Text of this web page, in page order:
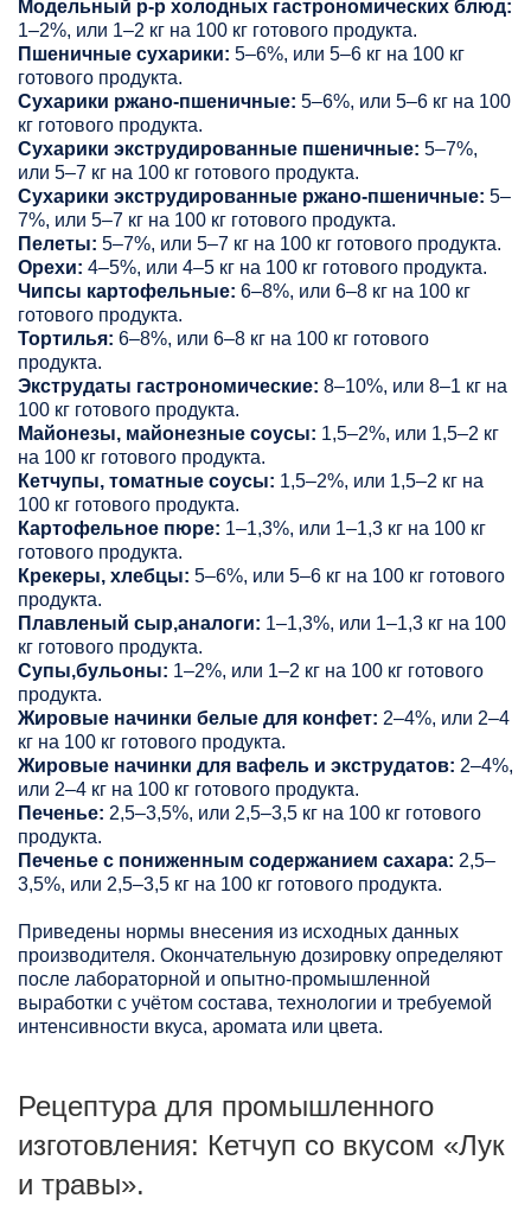
Модельный р-р холодных гастрономических блюд:
1–2%, или 1–2 кг на 100 кг готового продукта.
Пшеничные сухарики: 5–6%, или 5–6 кг на 100 кг
готового продукта.
Сухарики ржано-пшеничные: 5–6%, или 5–6 кг на 100
кг готового продукта.
Сухарики экструдированные пшеничные: 5–7%,
или 5–7 кг на 100 кг готового продукта.
Сухарики экструдированные ржано-пшеничные: 5–
7%, или 5–7 кг на 100 кг готового продукта.
Пелеты: 5–7%, или 5–7 кг на 100 кг готового продукта.
Орехи: 4–5%, или 4–5 кг на 100 кг готового продукта.
Чипсы картофельные: 6–8%, или 6–8 кг на 100 кг
готового продукта.
Тортилья: 6–8%, или 6–8 кг на 100 кг готового
продукта.
Экструдаты гастрономические: 8–10%, или 8–1 кг на
100 кг готового продукта.
Майонезы, майонезные соусы: 1,5–2%, или 1,5–2 кг
на 100 кг готового продукта.
Кетчупы, томатные соусы: 1,5–2%, или 1,5–2 кг на
100 кг готового продукта.
Картофельное пюре: 1–1,3%, или 1–1,3 кг на 100 кг
готового продукта.
Крекеры, хлебцы: 5–6%, или 5–6 кг на 100 кг готового
продукта.
Плавленый сыр,аналоги: 1–1,3%, или 1–1,3 кг на 100
кг готового продукта.
Супы,бульоны: 1–2%, или 1–2 кг на 100 кг готового
продукта.
Жировые начинки белые для конфет: 2–4%, или 2–4
кг на 100 кг готового продукта.
Жировые начинки для вафель и экструдатов: 2–4%,
или 2–4 кг на 100 кг готового продукта.
Печенье: 2,5–3,5%, или 2,5–3,5 кг на 100 кг готового
продукта.
Печенье с пониженным содержанием сахара: 2,5–
3,5%, или 2,5–3,5 кг на 100 кг готового продукта.
Приведены нормы внесения из исходных данных
производителя. Окончательную дозировку определяют
после лабораторной и опытно-промышленной
выработки с учётом состава, технологии и требуемой
интенсивности вкуса, аромата или цвета.
Рецептура для промышленного
изготовления: Кетчуп со вкусом «Лук
и травы».